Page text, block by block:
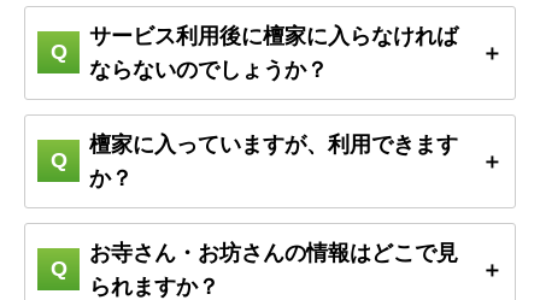
サービス利用後に檀家に入らなければ
ならないのでしょうか？
檀家に入っていますが、利用できます
か？
お寺さん・お坊さんの情報はどこで見
られますか？